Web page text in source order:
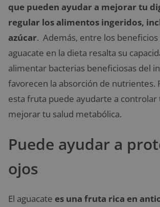
que pueden ayudar a mejorar tu
regular los alimentos ingeridos,
azúcar. Además, entre los
aguacate en la dieta resalta su
alimentar bacterias beneficiosas del
favorecen la absorción de nutrientes.
esta fruta puede ayudarte a controlar
mejorar tu salud metabólica.
Puede ayudar a
ojos
El aguacate es una fruta rica en